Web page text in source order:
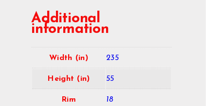
Additional
information
Width (in) 235
Height (in) 55
Rim 18